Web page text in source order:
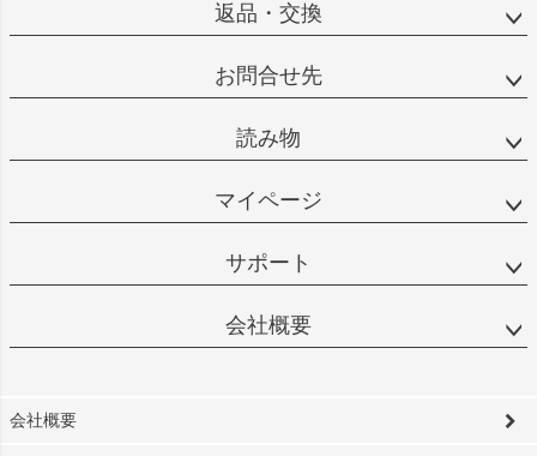
返品・交換
お問合せ先
読み物
マイページ
サポート
会社概要
会社概要